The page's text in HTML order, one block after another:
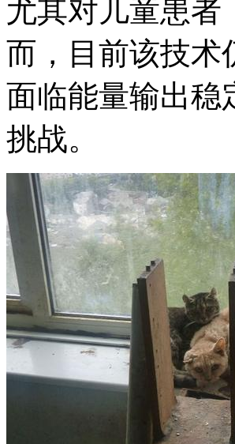
尤其对儿童患者
而，目前该技术
面临能量输出稳
挑战。